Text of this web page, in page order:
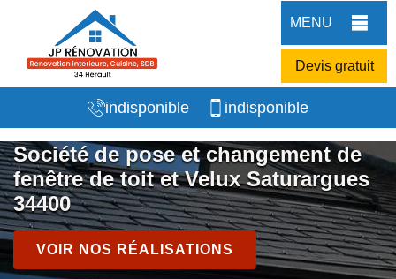
MENU
Devis gratuit
indisponible indisponible
Société de pose et changement de
fenêtre de toit et Velux Saturargues
34400
VOIR NOS RÉALISATIONS